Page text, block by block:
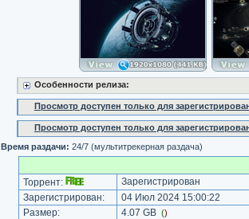
Особенности релиза:
Просмотр доступен только для
Просмотр доступен только для
Время раздачи: 24/7 (мультитрекерная раздача)
Торрент:
Зарегистрирован
Зарегистрирован:
04 Июл 2024 15:00:22
Размер:
4.07 GB ()